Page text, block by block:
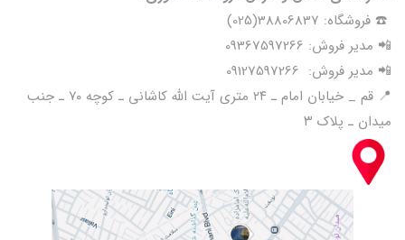
☎️ فروشگاه: 38806837(025)
📲 مدیر فروش: 09367597266
📲 مدیر فروش: 09127597266
📍 قم _ خیابان امام ـ ۲۴ متری آیت الله کاشانی ـ کوچه ۷۰ ـ جنب
میدان ـ پلاک ۳